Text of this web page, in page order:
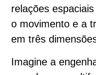
relações
o movimento e a
em três
Imagine a